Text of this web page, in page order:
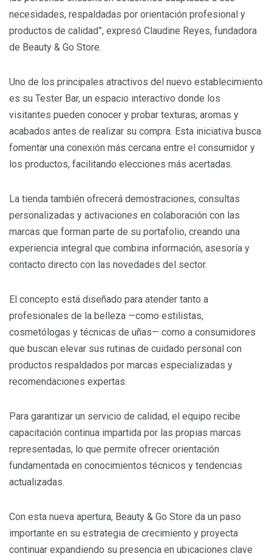
necesidades, respaldadas por orientación profesional y
productos de calidad”, expresó Claudine Reyes, fundadora
de Beauty & Go Store.
Uno de los principales atractivos del nuevo establecimiento
es su Tester Bar, un espacio interactivo donde los
visitantes pueden conocer y probar texturas, aromas y
acabados antes de realizar su compra. Esta iniciativa busca
fomentar una conexión más cercana entre el consumidor y
los productos, facilitando elecciones más acertadas.
La tienda también ofrecerá demostraciones, consultas
personalizadas y activaciones en colaboración con las
marcas que forman parte de su portafolio, creando una
experiencia integral que combina información, asesoría y
contacto directo con las novedades del sector.
El concepto está diseñado para atender tanto a
profesionales de la belleza —como estilistas,
cosmetólogas y técnicas de uñas— como a consumidores
que buscan elevar sus rutinas de cuidado personal con
productos respaldados por marcas especializadas y
recomendaciones expertas.
Para garantizar un servicio de calidad, el equipo recibe
capacitación continua impartida por las propias marcas
representadas, lo que permite ofrecer orientación
fundamentada en conocimientos técnicos y tendencias
actualizadas.
Con esta nueva apertura, Beauty & Go Store da un paso
importante en su estrategia de crecimiento y proyecta
continuar expandiendo su presencia en ubicaciones clave